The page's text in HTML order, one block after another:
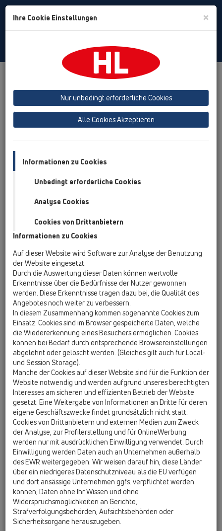
Toggle
Downloads Infoblatt/Neuheiten
Produktinfo - Neuheiten
News 06/2026
PDF 172,7KB
HL902 Rohrbelüfter
Erfolgreiche Prüfung nach DIN EN
12380:2003-03
News 05/2026
PDF 364KB
HL-Bauschutzabdeckungen
künftig einheitlich schwarz
Ihre Cookie Einstellungen ×
Nur unbedingt erforderliche Cookies
Alle Cookies Akzeptieren
Informationen zu Cookies
Unbedingt erforderliche Cookies
Analyse Cookies
Cookies von Drittanbietern
Informationen zu Cookies
Auf dieser Website wird Software zur Analyse der Benutzung
der Website eingesetzt.
Durch die Auswertung dieser Daten können wertvolle
Erkenntnisse über die Bedürfnisse der Nutzer gewonnen
werden. Diese Erkenntnisse tragen dazu bei, die Qualität des
Angebotes noch weiter zu verbessern.
In diesem Zusammenhang kommen sogenannte Cookies zum
Einsatz. Cookies sind im Browser gespeicherte Daten, welche
die Wiedererkennung eines Besuchers ermöglichen. Cookies
können bei Bedarf durch entsprechende Browsereinstellungen
abgelehnt oder gelöscht werden. (Gleiches gilt auch für Local-
und Session Storage).
Manche der Cookies auf dieser Website sind für die Funktion der
Website notwendig und werden aufgrund unseres berechtigten
Interesses am sicheren und effizienten Betrieb der Website
gesetzt. Eine Weitergabe von Informationen an Dritte für deren
eigene Geschäftszwecke findet grundsätzlich nicht statt.
Cookies von Drittanbietern und externen Medien zum Zweck
der Analyse, zur Profilerstellung und für OnlineWerbung
werden nur mit ausdrücklichen Einwilligung verwendet. Durch
Einwilligung werden Daten auch an Unternehmen außerhalb
des EWR weitergegeben. Wir weisen darauf hin, diese Länder
über ein niedrigeres Datenschutzniveau als die EU verfügen
und dort ansässige Unternehmen ggfs. verpflichtet werden
können, Daten ohne Ihr Wissen und ohne
Widerspruchsmöglichkeiten an Gerichte,
Strafverfolgungsbehörden, Aufsichtsbehörden oder
Sicherheitsorgane herauszugeben.